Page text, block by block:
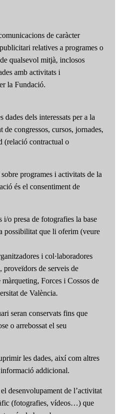
de caràcter
relatives a programes o
qualsevol mitjà, inclosos
amb activitats i
la Fundació.
dades dels interessats per a la
congressos, cursos, jornades,
(relació contractual o
programes i activitats de la
és el consentiment de
i/o presa de fotografies la base
possibilitat que li oferim (veure
i col·laboradores
proveïdors de serveis de
Forces i Cossos de
de València.
seran conservats fins que
o arrebossat el seu
les dades, així com altres
addicional.
desenvolupament de l’activitat
(fotografies, vídeos…) que